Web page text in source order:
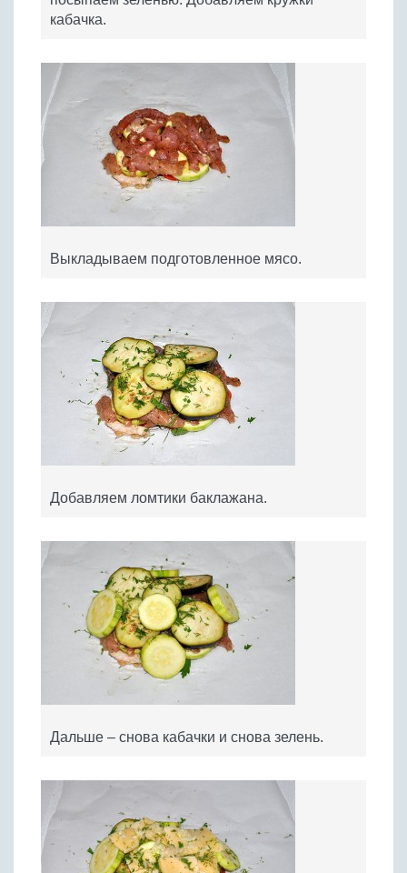
кабачка.
Выкладываем подготовленное мясо.
Добавляем ломтики баклажана.
Дальше – снова кабачки и снова зелень.